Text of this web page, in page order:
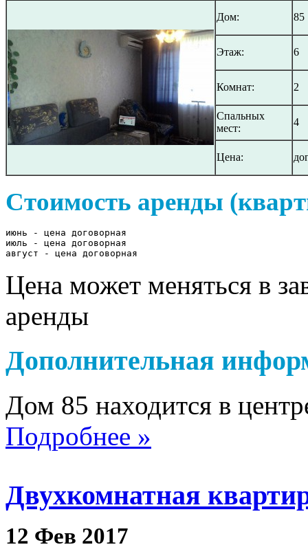
Дом: 85
Этаж: 6
Комнат: 2
Спальных
мест:
4
Цена:
Стоимость аренды
июнь - цена договорная
июль - цена договорная
август - цена договорная
Цена может меняться в
аренды
Дополнительная
Дом 85 находится в
Подробнее »
Двухкомнатная
12 Фев 2017